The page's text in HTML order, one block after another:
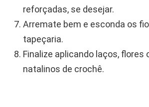
reforçadas, se desejar.
Arremate bem e esconda os
tapeçaria.
Finalize aplicando laços, flores
natalinos de crochê.